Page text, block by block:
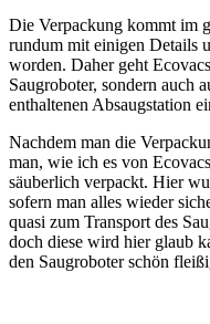
Die Verpackung kommt im
rundum mit einigen Details
worden. Daher geht
Saugroboter, sondern auch
enthaltenen Absaugstation
Nachdem man die
man, wie ich es von
säuberlich verpackt. Hier
sofern man alles wieder
quasi zum Transport des
doch diese wird hier glaub
den Saugroboter schön